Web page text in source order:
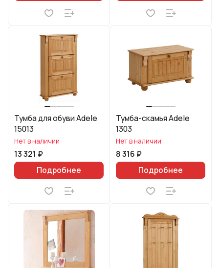
Тумба для обуви Adele
15013
Нет в наличии
13 321 ₽
Подробнее
Тумба-скамья Adele
1303
Нет в наличии
8 316 ₽
Подробнее